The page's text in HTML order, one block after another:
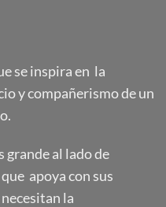
se inspira en la
y compañerismo de un
grande al lado de
apoya con sus
la